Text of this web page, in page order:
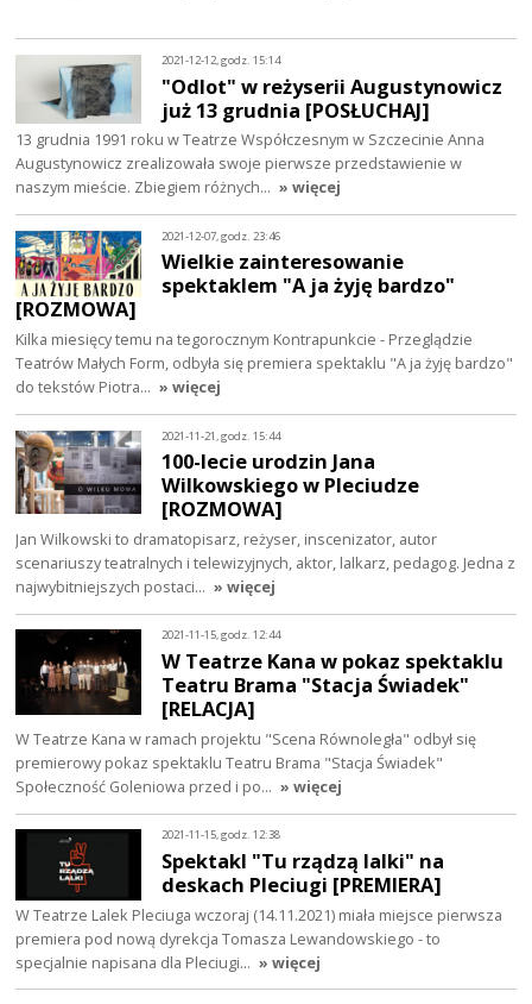
2021-12-12, godz. 15:14
"Odlot" w reżyserii Augustynowicz
już 13 grudnia [POSŁUCHAJ]
13 grudnia 1991 roku w Teatrze Współczesnym w Szczecinie Anna
Augustynowicz zrealizowała swoje pierwsze przedstawienie w
naszym mieście. Zbiegiem różnych… » więcej
2021-12-07, godz. 23:46
Wielkie zainteresowanie
spektaklem "A ja żyję bardzo"
[ROZMOWA]
Kilka miesięcy temu na tegorocznym Kontrapunkcie - Przeglądzie
Teatrów Małych Form, odbyła się premiera spektaklu "A ja żyję bardzo"
do tekstów Piotra… » więcej
2021-11-21, godz. 15:44
100-lecie urodzin Jana
Wilkowskiego w Pleciudze
[ROZMOWA]
Jan Wilkowski to dramatopisarz, reżyser, inscenizator, autor
scenariuszy teatralnych i telewizyjnych, aktor, lalkarz, pedagog. Jedna z
najwybitniejszych postaci… » więcej
2021-11-15, godz. 12:44
W Teatrze Kana w pokaz spektaklu
Teatru Brama "Stacja Świadek"
[RELACJA]
W Teatrze Kana w ramach projektu "Scena Równoległa" odbył się
premierowy pokaz spektaklu Teatru Brama "Stacja Świadek"
Społeczność Goleniowa przed i po… » więcej
2021-11-15, godz. 12:38
Spektakl "Tu rządzą lalki" na
deskach Pleciugi [PREMIERA]
W Teatrze Lalek Pleciuga wczoraj (14.11.2021) miała miejsce pierwsza
premiera pod nową dyrekcja Tomasza Lewandowskiego - to
specjalnie napisana dla Pleciugi… » więcej